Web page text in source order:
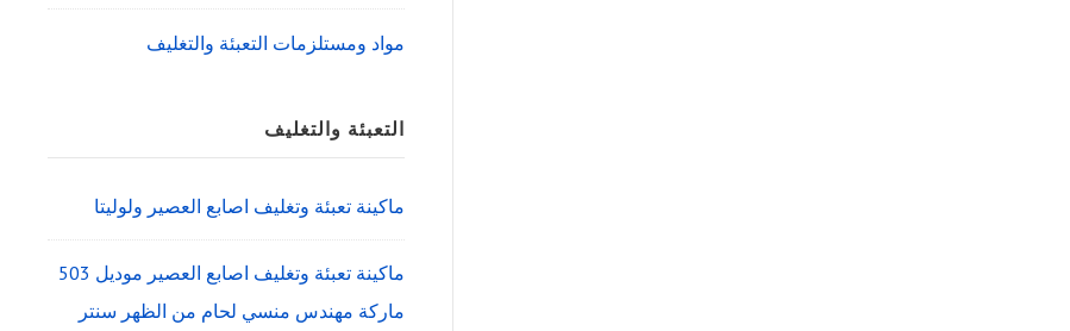
مواد ومستلزمات التعبئة والتغليف
التعبئة والتغليف
ماكينة تعبئة وتغليف اصابع العصير ولوليتا
ماكينة تعبئة وتغليف اصابع العصير موديل 503
ماركة مهندس منسي لحام من الظهر سنتر